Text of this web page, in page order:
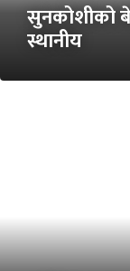
सुनकोशीको
स्थानीय